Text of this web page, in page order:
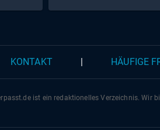
KONTAKT HÄUFIGE
deist ein redaktionelles Verzeichnis. Wir